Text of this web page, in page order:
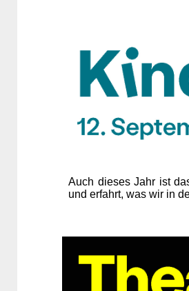
Auch dieses Jahr ist
und erfahrt, was wir in